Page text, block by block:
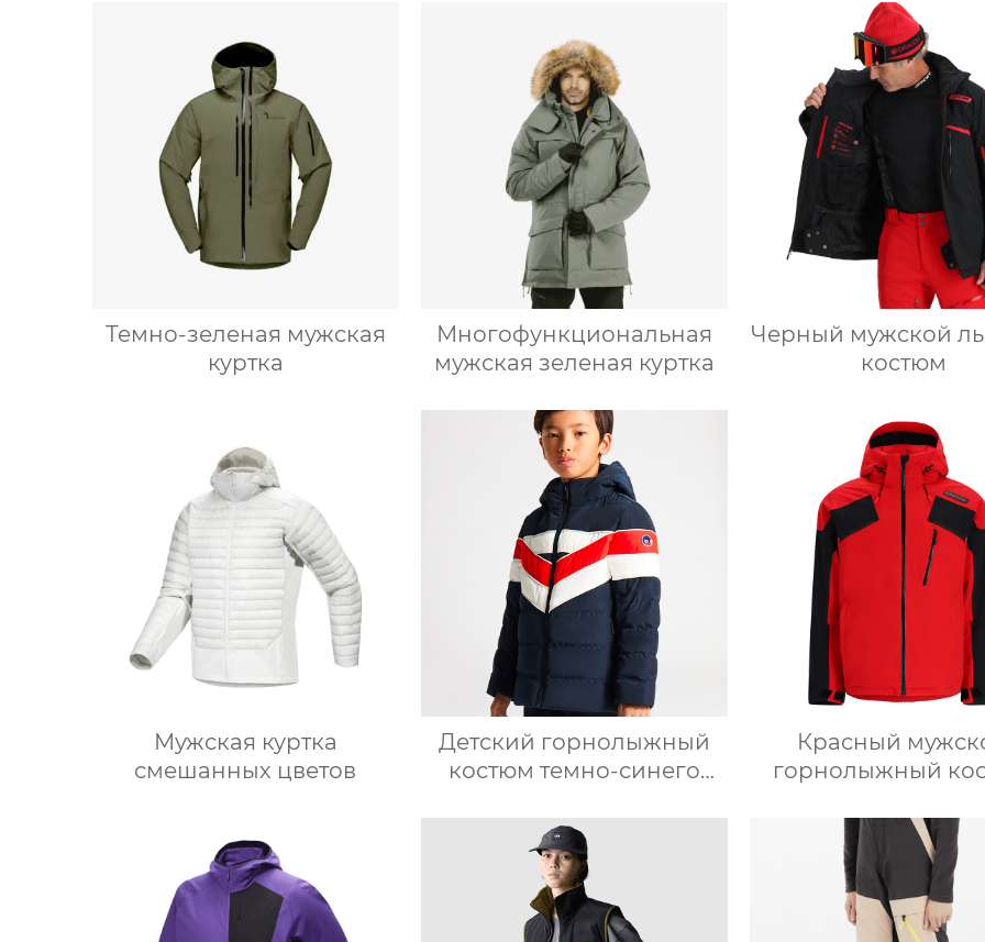
Темно-зеленая мужская
куртка
Многофункциональная
мужская зеленая куртка
Черный мужской
костюм
Мужская куртка
смешанных цветов
Детский горнолыжный
костюм темно-синего
Красный
горнолыжный